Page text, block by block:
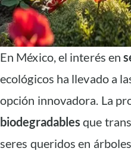
En México, el interés en
ecológicos ha llevado a
opción innovadora. La
biodegradables que
seres queridos en